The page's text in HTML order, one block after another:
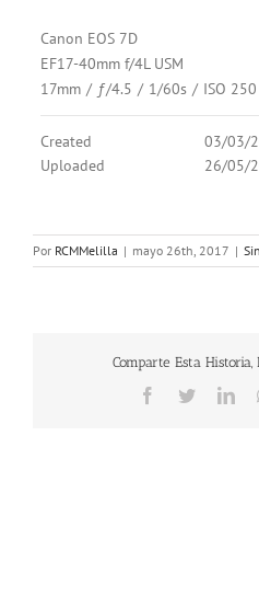
Canon EOS 7D
EF17-40mm f/4L USM
17mm / ƒ/4.5 / 1/60s / ISO 250
Created
03/03/
Uploaded
26/05/
Por RCMMelilla | mayo 26th, 2017 |
Comparte Esta Historia,
Facebook
Twitter